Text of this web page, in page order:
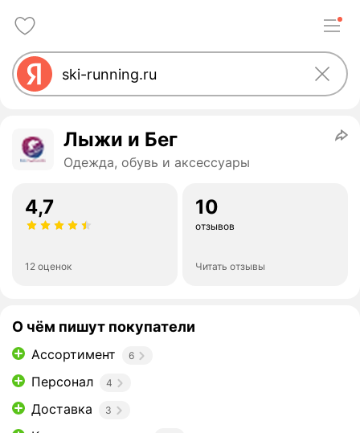
Лыжи и Бег
Одежда, обувь и аксессуары
4,7
12 оценок
10
отзывов
Читать отзывы
О чём пишут покупатели
Ассортимент 6
Персонал 4
Доставка 3